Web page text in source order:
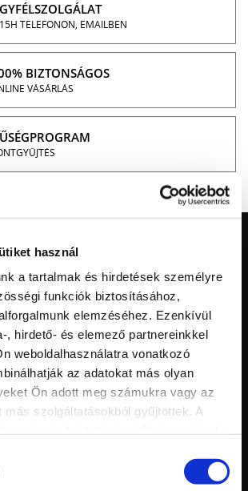
használ
a tartalmak és hirdetések személyre
funkciók biztosításához,
elemzéséhez. Ezenkívül
, hirdető- és elemező partnereinkkel
weboldalhasználatra vonatkozó
az adatokat más olyan
Ön adott meg számukra vagy az
más szolgáltatásokból gyűjtöttek. A
TELEFONON, EMAILBEN
BIZTONSÁGOS
VÁSÁRLÁS
ELÉRHETŐSÉGEK
Kft. - A zselé specialista.
1095 Budapest, Soroksári út 160.
+36 30 222 4328
rendeles@marilynails.hu
KÖVESS MINKET: